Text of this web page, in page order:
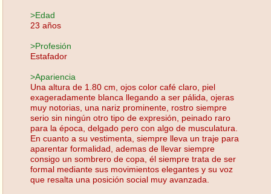
>Edad
23 años
>Profesión
Estafador
>Apariencia
Una altura de 1.80 cm, ojos color café claro, piel
exageradamente blanca llegando a ser pálida, ojeras
muy notorias, una nariz prominente, rostro siempre
serio sin ningún otro tipo de expresión, peinado raro
para la época, delgado pero con algo de musculatura.
En cuanto a su vestimenta, siempre lleva un traje para
aparentar formalidad, ademas de llevar siempre
consigo un sombrero de copa, él siempre trata de ser
formal mediante sus movimientos elegantes y su voz
que resalta una posición social muy avanzada.